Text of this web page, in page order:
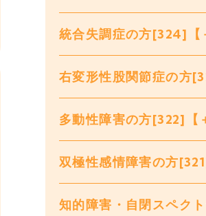
統合失調症の方[324]【
右変形性股関節症の方
多動性障害の方[322]【
双極性感情障害の方
知的障害・自閉スペク